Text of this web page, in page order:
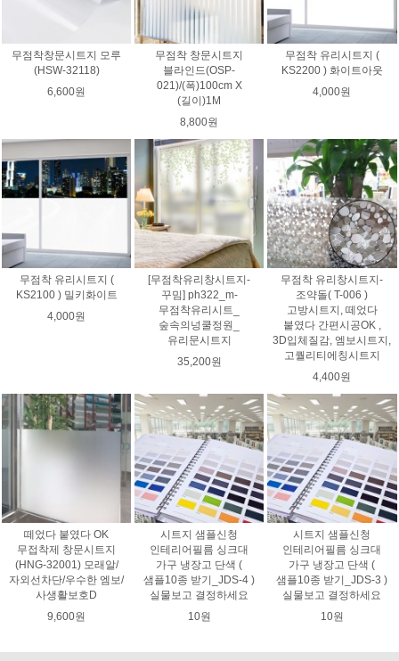
무점착창문시트지 모루
(HSW-32118)
6,600원
무점착 창문시트지
블라인드(OSP-
021)/(폭)100cm X
(길이)1M
8,800원
무점착 유리시트지 (
KS2200 ) 화이트아웃
4,000원
무점착 유리시트지 (
KS2100 ) 밀키화이트
4,000원
[무점착유리창시트지-
꾸밈] ph322_m-
무점착유리시트_
숲속의넝쿨정원_
유리문시트지
35,200원
무점착 유리창시트지-
조약돌( T-006 )
고방시트지, 떼었다
붙였다 간편시공OK ,
3D입체질감, 엠보시트지,
고퀄리티에칭시트지
4,400원
떼었다 붙였다 OK
무접착제 창문시트지
(HNG-32001) 모래알/
자외선차단/우수한 엠보/
사생활보호D
9,600원
시트지 샘플신청
인테리어필름 싱크대
가구 냉장고 단색 (
샘플10종 받기_JDS-4 )
실물보고 결정하세요
10원
시트지 샘플신청
인테리어필름 싱크대
가구 냉장고 단색 (
샘플10종 받기_JDS-3 )
실물보고 결정하세요
10원